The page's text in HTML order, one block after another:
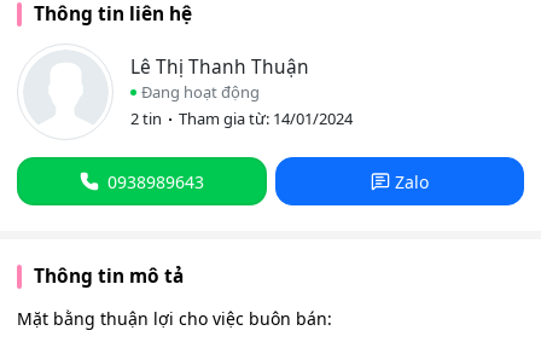
Thông tin liên hệ
Lê Thị Thanh Thuận
Đang hoạt động
2 tin
Tham gia từ: 14/01/2024
0938989643 Zalo
Thông tin mô tả
Mặt bằng thuận lợi cho việc buôn bán: